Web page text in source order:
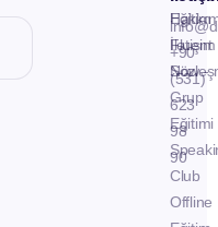
İletişim
Eğitim
Fluent
Now -
Grup
Eğitimi
Club
Offline
+90
(531)
623
98
90